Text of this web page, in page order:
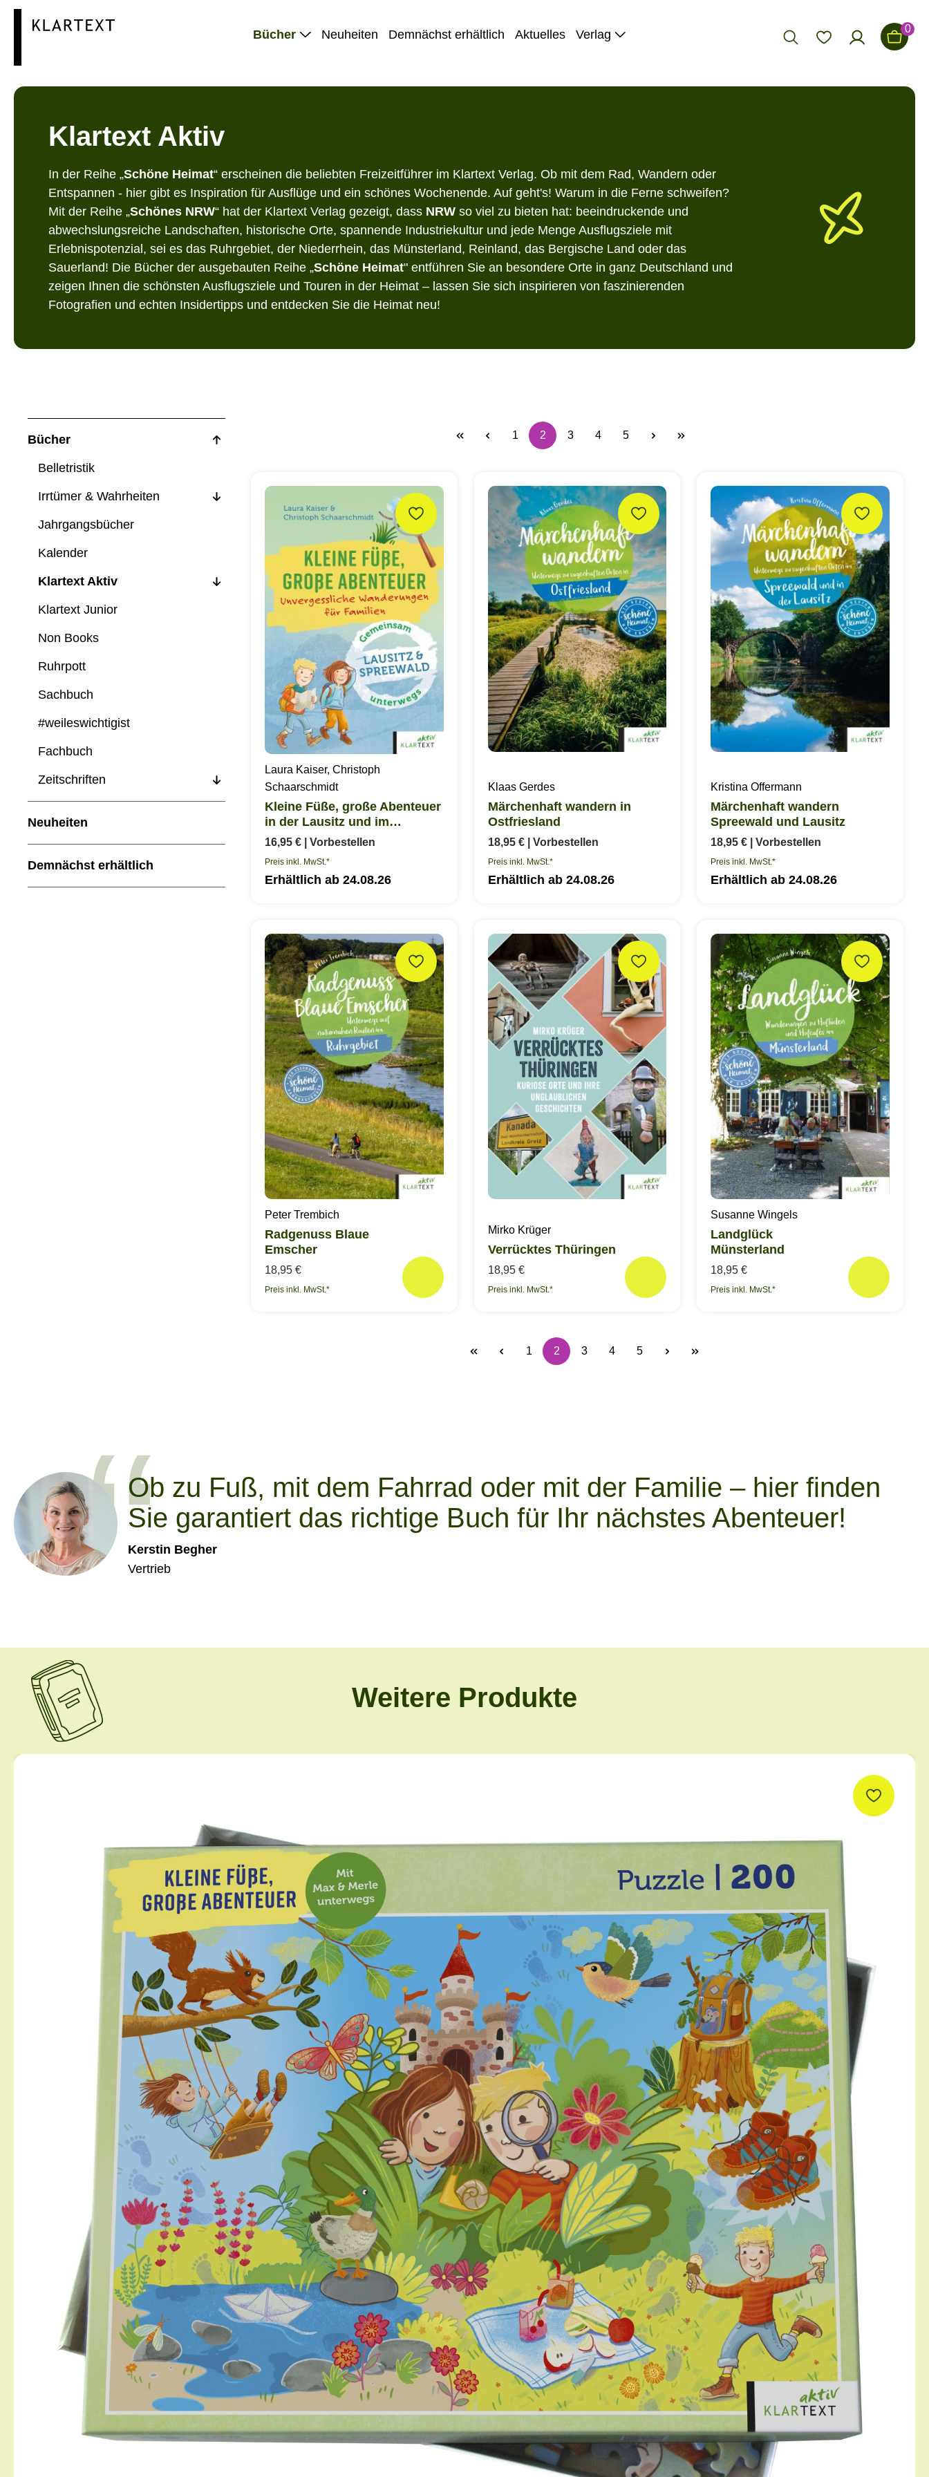
Zur Hauptnavigation springen
Bücher
Neuheiten Demnächst erhältlich Aktuelles Verlag 0
Klartext Aktiv
In der Reihe „Schöne Heimat“ erscheinen die beliebten Freizeitführer im Klartext Verlag. Ob mit dem Rad, Wandern oder
Entspannen - hier gibt es Inspiration für Ausflüge und ein schönes Wochenende. Auf geht's! Warum in die Ferne schweifen?
Mit der Reihe „Schönes NRW“ hat der Klartext Verlag gezeigt, dass NRW so viel zu bieten hat: beeindruckende und
abwechslungsreiche Landschaften, historische Orte, spannende Industriekultur und jede Menge Ausflugsziele mit
Erlebnispotenzial, sei es das Ruhrgebiet, der Niederrhein, das Münsterland, Reinland, das Bergische Land oder das
Sauerland! Die Bücher der ausgebauten Reihe „Schöne Heimat" entführen Sie an besondere Orte in ganz Deutschland und
zeigen Ihnen die schönsten Ausflugsziele und Touren in der Heimat – lassen Sie sich inspirieren von faszinierenden
Fotografien und echten Insidertipps und entdecken Sie die Heimat neu!
Bücher
Belletristik
Irrtümer & Wahrheiten
Jahrgangsbücher
Kalender
Klartext Aktiv
Klartext Junior
Non Books
Ruhrpott
Sachbuch
#weileswichtigist
Fachbuch
Zeitschriften
Neuheiten
Demnächst erhältlich
Seite
1
Seite
2
Seite
3
Seite
4
Seite
5
Laura Kaiser, Christoph
Schaarschmidt
Kleine Füße, große Abenteuer
in der Lausitz und im
Spreewald
16,95 € | Vorbestellen
Preis inkl. MwSt.*
Erhältlich ab 24.08.26
Klaas Gerdes
Märchenhaft wandern in
Ostfriesland
18,95 € | Vorbestellen
Preis inkl. MwSt.*
Erhältlich ab 24.08.26
Kristina Offermann
Märchenhaft wandern
Spreewald und Lausitz
18,95 € | Vorbestellen
Preis inkl. MwSt.*
Erhältlich ab 24.08.26
Peter Trembich
Radgenuss Blaue
Emscher
18,95 €
Preis inkl. MwSt.*
Mirko Krüger
Verrücktes Thüringen
18,95 €
Preis inkl. MwSt.*
Susanne Wingels
Landglück
Münsterland
18,95 €
Preis inkl. MwSt.*
Seite
1
Seite
2
Seite
3
Seite
4
Seite
5
Ob zu Fuß, mit dem Fahrrad oder mit der Familie – hier finden
Sie garantiert das richtige Buch für Ihr nächstes Abenteuer!
Kerstin Begher
Vertrieb
Weitere Produkte
Produktgalerie überspringen